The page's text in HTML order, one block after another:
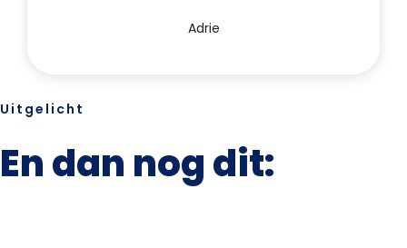
Adrie
Uitgelicht
En dan nog dit: